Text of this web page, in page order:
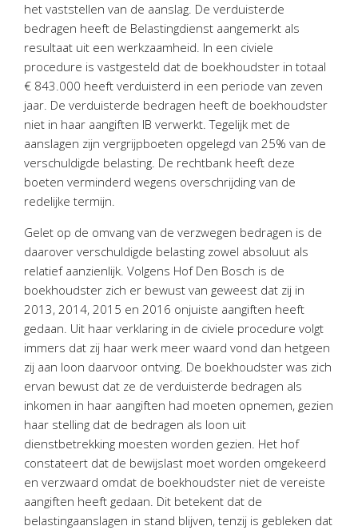
AvantiOnline
Twinfield – Boekhouden
BaseCone – Facturen
Visionplanner – Rapportage
Klantenportaal – Online dossiers
Online Salaris – Salarissen
Nextens-Accorderen aangiften
het vaststellen van de aanslag. De verduisterde
bedragen heeft de Belastingdienst aangemerkt als
resultaat uit een werkzaamheid. In een civiele
procedure is vastgesteld dat de boekhoudster in totaal
€ 843.000 heeft verduisterd in een periode van zeven
jaar. De verduisterde bedragen heeft de boekhoudster
niet in haar aangiften IB verwerkt. Tegelijk met de
aanslagen zijn vergrijpboeten opgelegd van 25% van de
verschuldigde belasting. De rechtbank heeft deze
boeten verminderd wegens overschrijding van de
redelijke termijn.
Gelet op de omvang van de verzwegen bedragen is de
daarover verschuldigde belasting zowel absoluut als
relatief aanzienlijk. Volgens Hof Den Bosch is de
boekhoudster zich er bewust van geweest dat zij in
2013, 2014, 2015 en 2016 onjuiste aangiften heeft
gedaan. Uit haar verklaring in de civiele procedure volgt
immers dat zij haar werk meer waard vond dan hetgeen
zij aan loon daarvoor ontving. De boekhoudster was zich
ervan bewust dat ze de verduisterde bedragen als
inkomen in haar aangiften had moeten opnemen, gezien
haar stelling dat de bedragen als loon uit
dienstbetrekking moesten worden gezien. Het hof
constateert dat de bewijslast moet worden omgekeerd
en verzwaard omdat de boekhoudster niet de vereiste
aangiften heeft gedaan. Dit betekent dat de
belastingaanslagen in stand blijven, tenzij is gebleken dat